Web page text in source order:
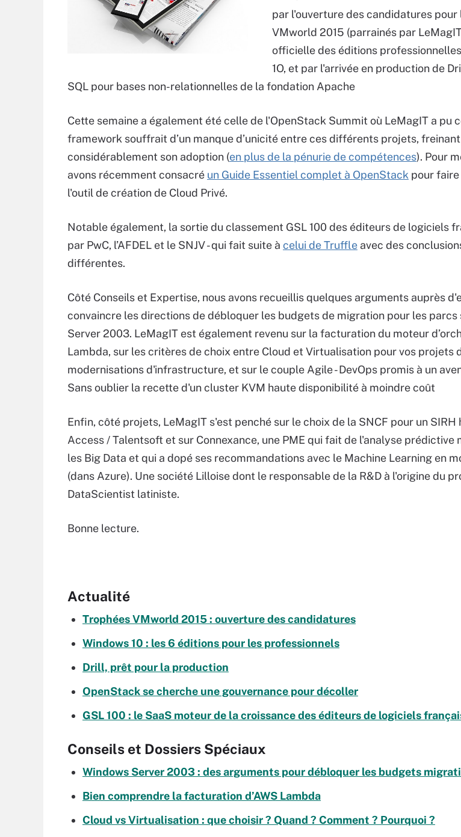
par l'ouverture des candidatures pour
VMworld 2015 (parrainés par
officielle des éditions
1O, et par l'arrivée en production de
SQL pour bases non-relationnelles de la fondation Apache
Cette semaine a également été celle de l'OpenStack Summit où LeMagIT a pu
framework souffrait d’un manque d’unicité entre ces différents projets,
considérablement son adoption (en plus de la pénurie de compétences). Pour
avons récemment consacré un Guide Essentiel complet à OpenStack pour
l'outil de création de Cloud Privé.
Notable également, la sortie du classement GSL 100 des éditeurs de logiciels
par PwC, l’AFDEL et le SNJV - qui fait suite à celui de Truffle avec des
différentes.
Côté Conseils et Expertise, nous avons recueillis quelques arguments auprès
convaincre les directions de débloquer les budgets de migration pour les parcs
Server 2003. LeMagIT est également revenu sur la facturation du moteur
Lambda, sur les critères de choix entre Cloud et Virtualisation pour vos projets
modernisations d'infrastructure, et sur le couple Agile - DevOps promis à un
Sans oublier la recette d'un cluster KVM haute disponibilité à moindre coût
Enfin, côté projets, LeMagIT s'est penché sur le choix de la SNCF pour un SIRH
Access / Talentsoft et sur Connexance, une PME qui fait de l'analyse prédictive
les Big Data et qui a dopé ses recommandations avec le Machine Learning en
(dans Azure). Une société Lilloise dont le responsable de la R&D à l'origine du
DataScientist latiniste.
Bonne lecture.
Actualité
Trophées VMworld 2015 : ouverture des candidatures
Windows 10 : les 6 éditions pour les professionnels
Drill, prêt pour la production
OpenStack se cherche une gouvernance pour décoller
GSL 100 : le SaaS moteur de la croissance des éditeurs de logiciels
Conseils et Dossiers Spéciaux
Windows Server 2003 : des arguments pour débloquer les budgets
Bien comprendre la facturation d’AWS Lambda
Cloud vs Virtualisation : que choisir ? Quand ? Comment ? Pourquoi ?